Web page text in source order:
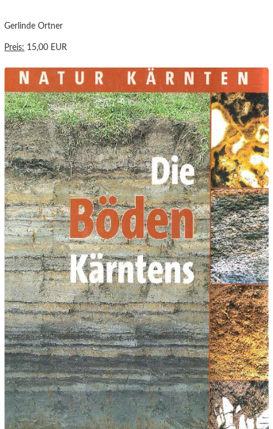
Gerlinde Ortner
Preis: 15,00 EUR